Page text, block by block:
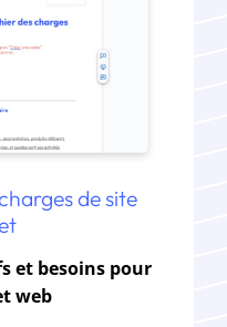
de site
et besoins pour
web